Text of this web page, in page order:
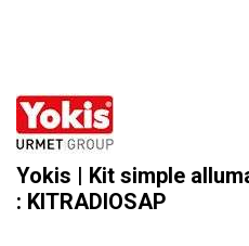
Yokis | Kit simple
: KITRADIOSAP